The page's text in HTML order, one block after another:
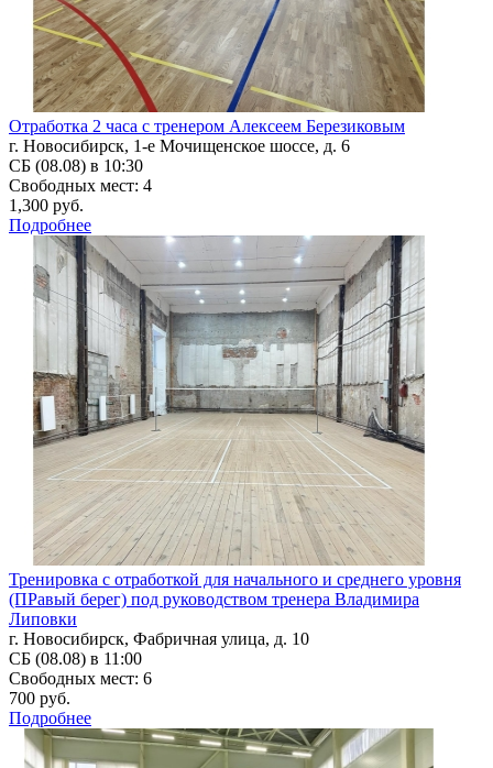
Отработка 2 часа с тренером Алексеем Березиковым
г. Новосибирск, 1-е Мочищенское шоссе, д. 6
СБ (08.08) в 10:30
Свободных мест: 4
1,300 руб.
Подробнее
Тренировка с отработкой для начального и среднего уровня
(ПРавый берег) под руководством тренера Владимира
Липовки
г. Новосибирск, Фабричная улица, д. 10
СБ (08.08) в 11:00
Свободных мест: 6
700 руб.
Подробнее